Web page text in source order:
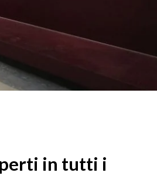
in tutti i